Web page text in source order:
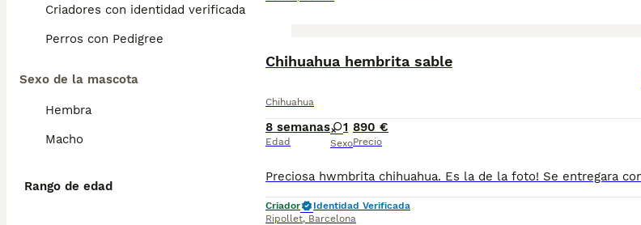
Criadores con identidad verificada
Perros con Pedigree
Sexo de la mascota
Hembra
Macho
Rango de edad
Chihuahua hembrita sable
Chihuahua
8 semanas
Edad
1
Sexo
890 €
Precio
Criador
Identidad Verificada
Ripollet, Barcelona